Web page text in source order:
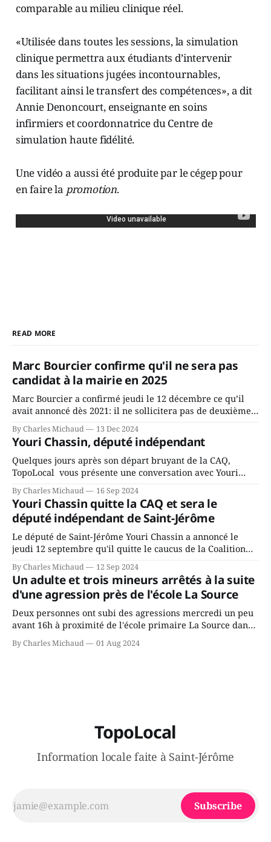
comparable au milieu clinique réel.
«Utilisée dans toutes les sessions, la simulation
clinique permettra aux étudiants d’intervenir
dans les situations jugées incontournables,
facilitant ainsi le transfert des compétences», a dit
Annie Denoncourt, enseignante en soins
infirmiers et coordonnatrice du Centre de
simulation haute fidélité.
Une vidéo a aussi été produite par le cégep pour
en faire la promotion.
READ MORE
Marc Bourcier confirme qu'il ne sera pas
candidat à la mairie en 2025
Marc Bourcier a confirmé jeudi le 12 décembre ce qu’il
avait annoncé dès 2021: il ne sollicitera pas de deuxième
mandat à titre de maire de Saint-Jérôme. Bourcier en a
fait l’annonce en s’adressant aux employés de la ville,
rassemblés en soirée pour leur traditionnel souper
By Charles Michaud 13 Dec 2024
Youri Chassin, député indépendant
Quelques jours après son départ bruyant de la CAQ,
TopoLocal vous présente une conversation avec Youri
Chassin. Nous avons causé de sa décision. Y songeait-il
depuis longtemps? Sera-t-il candidat indépendant dans 2
ans? Joindrait-il un autre parti, par exemple les
conservateurs d’Éric Duhaime? Que lui
By Charles Michaud 16 Sep 2024
Youri Chassin quitte la CAQ et sera le
député indépendant de Saint-Jérôme
Le député de Saint-Jérôme Youri Chassin a annoncé le
jeudi 12 septembre qu'il quitte le caucus de la Coalition
Avenir Québec de François Legault parce qu'il est déçu du
gouvernement de la CAQ, surtout de son incapacité, qu'il
juge chronique, à offrir des
By Charles Michaud 12 Sep 2024
Un adulte et trois mineurs arrêtés à la suite
d'une agression près de l'école La Source
Deux personnes ont subi des agressions mercredi un peu
avant 16h à proximité de l'école primaire La Source dans
le secteur Bellefeuille de Saint-Jérôme. L'une de deux
victimes aurait été écrasée sous un véhicule et aspergée
By Charles Michaud 01 Aug 2024
TopoLocal
Information locale faite à Saint-Jérôme
Subscribe